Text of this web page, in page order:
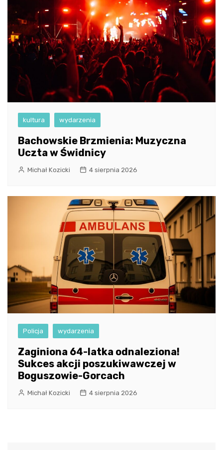
kultura wydarzenia
Bachowskie Brzmienia: Muzyczna
Uczta w Świdnicy
Michał Kozicki 4 sierpnia 2026
Policja wydarzenia
Zaginiona 64-latka odnaleziona!
Sukces akcji poszukiwawczej w
Boguszowie-Gorcach
Michał Kozicki 4 sierpnia 2026